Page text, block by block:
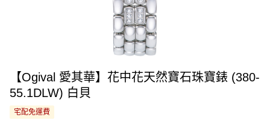
【Ogival 愛其華】花中花天然寶石珠寶錶 (380-
55.1DLW) 白貝
宅配免運費